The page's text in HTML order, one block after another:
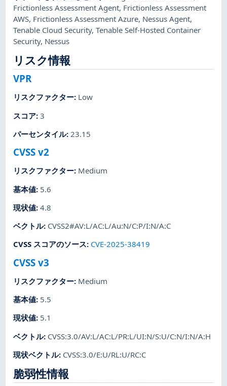
Frictionless Assessment Agent, Frictionless Assessment
AWS, Frictionless Assessment Azure, Nessus Agent,
Tenable Cloud Security,Tenable Self-Hosted Container
Security, Nessus
リスク情報
VPR
リスクファクター: Low
スコア:3
パーセンタイル: 23.15
CVSS v2
リスクファクター: Medium
基本値: 5.6
現状値:4.8
ベクトル: CVSS2#AV:L/AC:L/Au:N/C:P/I:N/A:C
CVSS スコアのソース: CVE-2025-38419
CVSS v3
リスクファクター: Medium
基本値: 5.5
現状値: 5.1
ベクトル: CVSS:3.0/AV:L/AC:L/PR:L/UI:N/S:U/C:N/I:N/A:H
現状ベクトル: CVSS:3.0/E:U/RL:U/RC:C
脆弱性情報